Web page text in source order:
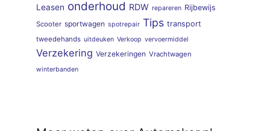
Leasen onderhoud RDW repareren Rijbewijs
Scooter sportwagen spotrepair Tips transport
tweedehands uitdeuken Verkoop vervoermiddel
Verzekering Verzekeringen Vrachtwagen
winterbanden